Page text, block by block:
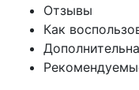
Отзывы
Как